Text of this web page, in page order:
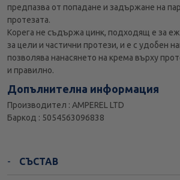
предпазва от попадане и задържане на
протезата.
Корега не съдържа цинк, подходящ е за
за цели и частични протези, и е с удобен
позволява нанасянето на крема върху
и правилно.
Допълнителна информация
Производител : AMPEREL LTD
Баркод : 5054563096838
СЪСТАВ